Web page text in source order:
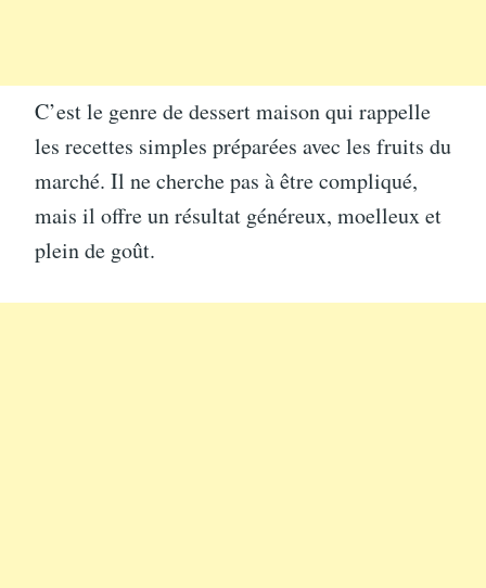
C’est le genre de dessert maison qui rappelle
les recettes simples préparées avec les fruits du
marché. Il ne cherche pas à être compliqué,
mais il offre un résultat généreux, moelleux et
plein de goût.